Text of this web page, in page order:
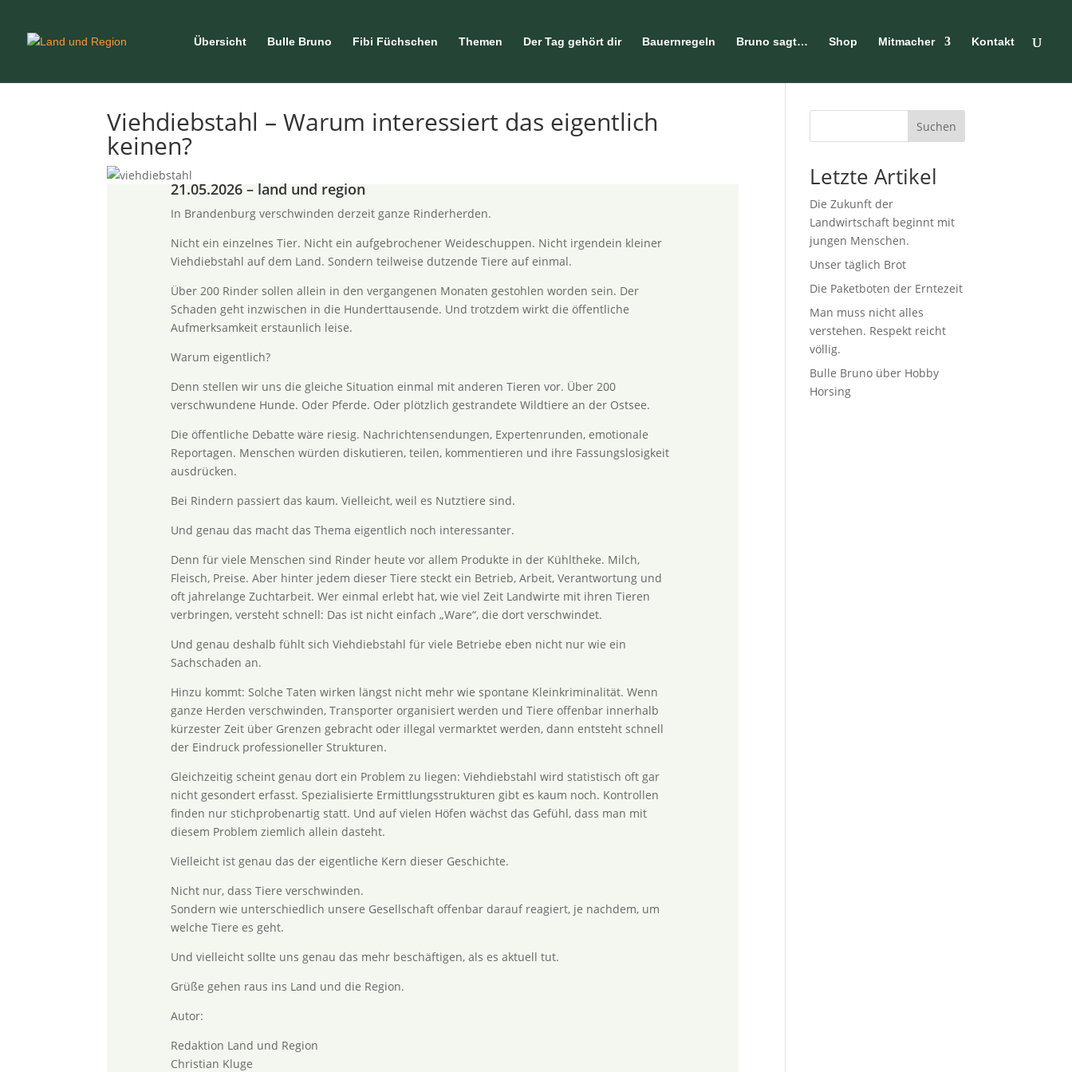
Übersicht Bulle Bruno Fibi Füchschen Themen Der Tag gehört dir Bauernregeln Bruno sagt… Shop Mitmacher Kontakt
Viehdiebstahl – Warum interessiert das eigentlich
keinen?
21.05.2026 – land und region
In Brandenburg verschwinden derzeit ganze Rinderherden.
Nicht ein einzelnes Tier. Nicht ein aufgebrochener Weideschuppen. Nicht irgendein kleiner
Viehdiebstahl auf dem Land. Sondern teilweise dutzende Tiere auf einmal.
Über 200 Rinder sollen allein in den vergangenen Monaten gestohlen worden sein. Der
Schaden geht inzwischen in die Hunderttausende. Und trotzdem wirkt die öffentliche
Aufmerksamkeit erstaunlich leise.
Warum eigentlich?
Denn stellen wir uns die gleiche Situation einmal mit anderen Tieren vor. Über 200
verschwundene Hunde. Oder Pferde. Oder plötzlich gestrandete Wildtiere an der Ostsee.
Die öffentliche Debatte wäre riesig. Nachrichtensendungen, Expertenrunden, emotionale
Reportagen. Menschen würden diskutieren, teilen, kommentieren und ihre Fassungslosigkeit
ausdrücken.
Bei Rindern passiert das kaum. Vielleicht, weil es Nutztiere sind.
Und genau das macht das Thema eigentlich noch interessanter.
Denn für viele Menschen sind Rinder heute vor allem Produkte in der Kühltheke. Milch,
Fleisch, Preise. Aber hinter jedem dieser Tiere steckt ein Betrieb, Arbeit, Verantwortung und
oft jahrelange Zuchtarbeit. Wer einmal erlebt hat, wie viel Zeit Landwirte mit ihren Tieren
verbringen, versteht schnell: Das ist nicht einfach „Ware“, die dort verschwindet.
Und genau deshalb fühlt sich Viehdiebstahl für viele Betriebe eben nicht nur wie ein
Sachschaden an.
Hinzu kommt: Solche Taten wirken längst nicht mehr wie spontane Kleinkriminalität. Wenn
ganze Herden verschwinden, Transporter organisiert werden und Tiere offenbar innerhalb
kürzester Zeit über Grenzen gebracht oder illegal vermarktet werden, dann entsteht schnell
der Eindruck professioneller Strukturen.
Gleichzeitig scheint genau dort ein Problem zu liegen: Viehdiebstahl wird statistisch oft gar
nicht gesondert erfasst. Spezialisierte Ermittlungsstrukturen gibt es kaum noch. Kontrollen
finden nur stichprobenartig statt. Und auf vielen Höfen wächst das Gefühl, dass man mit
diesem Problem ziemlich allein dasteht.
Vielleicht ist genau das der eigentliche Kern dieser Geschichte.
Nicht nur, dass Tiere verschwinden.
Sondern wie unterschiedlich unsere Gesellschaft offenbar darauf reagiert, je nachdem, um
welche Tiere es geht.
Und vielleicht sollte uns genau das mehr beschäftigen, als es aktuell tut.
Grüße gehen raus ins Land und die Region.
Autor:
Redaktion Land und Region
Christian Kluge
Suchen
Letzte Artikel
Die Zukunft der
Landwirtschaft beginnt mit
jungen Menschen.
Unser täglich Brot
Die Paketboten der Erntezeit
Man muss nicht alles
verstehen. Respekt reicht
völlig.
Bulle Bruno über Hobby
Horsing